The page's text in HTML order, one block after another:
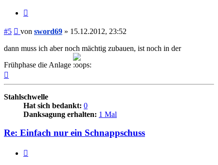
#5 Beitrag
von sword69 » 15.12.2012, 23:52
dann muss ich aber noch mächtig zubauen, ist noch in der
Frühphase die Anlage
Stahlschwelle
Hat sich bedankt: 0
Danksagung erhalten: 1 Mal
Re: Einfach nur ein Schnappschuss